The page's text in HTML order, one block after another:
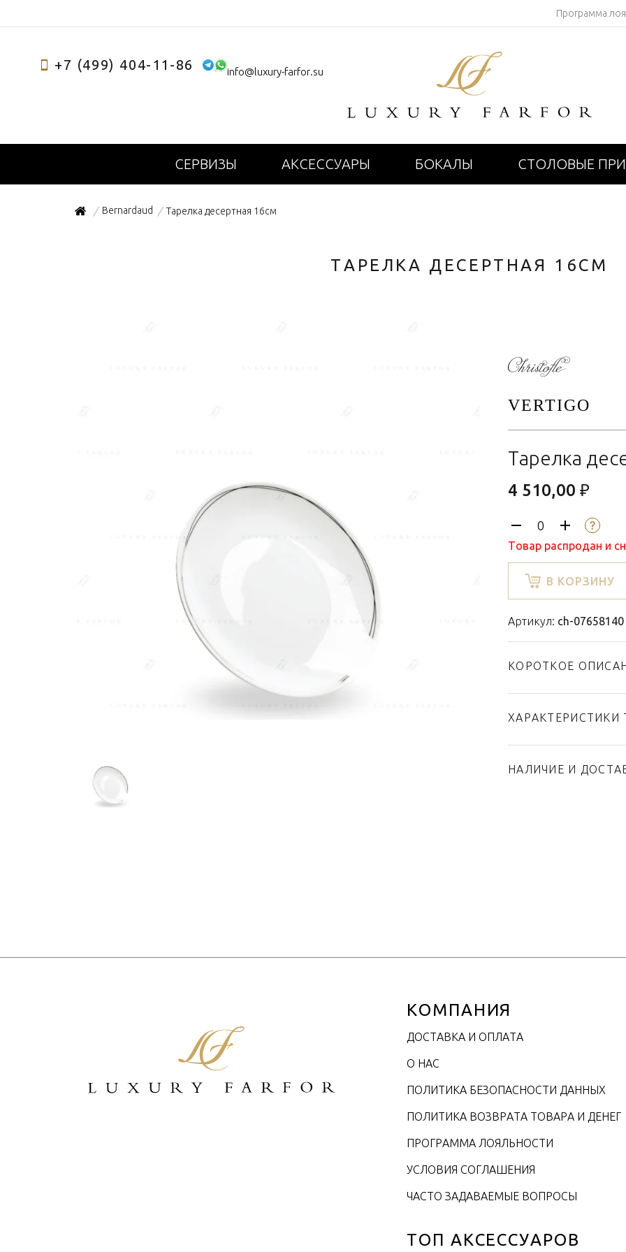
Программа
+7 (499) 404-11-86 info@luxury-farfor.su
СЕРВИЗЫ АКСЕССУАРЫ БОКАЛЫ СТОЛОВЫЕ
/ Bernardaud / Тарелка десертная 16см
ТАРЕЛКА ДЕСЕРТНАЯ 16СМ
VERTIGO
Тарелка
4 510,00 ₽
Товар распродан и
В КОРЗИНУ
Артикул: ch-07658140
КОРОТКОЕ
ХАРАКТЕРИСТИКИ
НАЛИЧИЕ И
КОМПАНИЯ
ДОСТАВКА И ОПЛАТА
О НАС
ПОЛИТИКА БЕЗОПАСНОСТИ ДАННЫХ
ПОЛИТИКА ВОЗВРАТА ТОВАРА И ДЕНЕГ
ПРОГРАММА ЛОЯЛЬНОСТИ
УСЛОВИЯ СОГЛАШЕНИЯ
ЧАСТО ЗАДАВАЕМЫЕ ВОПРОСЫ
ТОП АКСЕССУАРОВ